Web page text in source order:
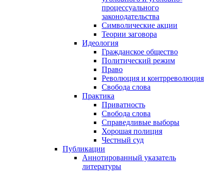
процессуального
законодательства
Символические акции
Теории заговора
Идеология
Гражданское общество
Политический режим
Право
Революция и контрреволюция
Свобода слова
Практика
Приватность
Свобода слова
Справедливые выборы
Хорошая полиция
Честный суд
Публикации
Аннотированный указатель
литературы